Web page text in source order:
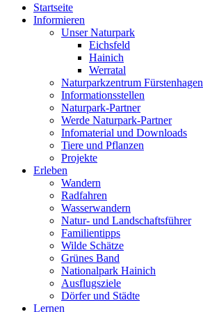
Startseite
Informieren
Unser Naturpark
Eichsfeld
Hainich
Werratal
Naturparkzentrum Fürstenhagen
Informationsstellen
Naturpark-Partner
Werde Naturpark-Partner
Infomaterial und Downloads
Tiere und Pflanzen
Projekte
Erleben
Wandern
Radfahren
Wasserwandern
Natur- und Landschaftsführer
Familientipps
Wilde Schätze
Grünes Band
Nationalpark Hainich
Ausflugsziele
Dörfer und Städte
Lernen